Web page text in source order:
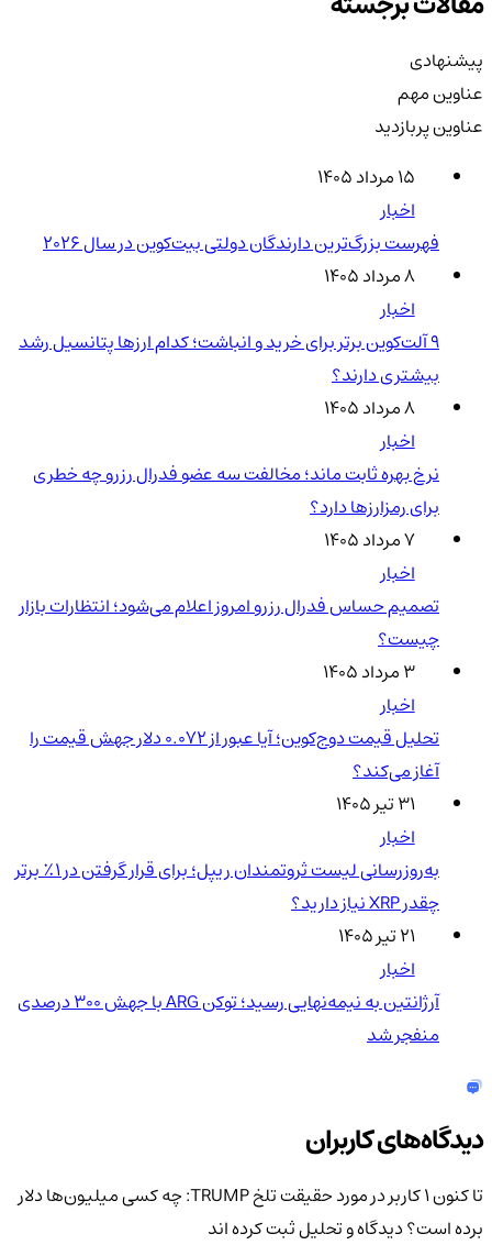
پیشنهادی
عناوین مهم
عناوین پربازدید
۱۵ مرداد ۱۴۰۵
اخبار
فهرست بزرگ‌ترین دارندگان دولتی بیت‌کوین در سال 2026
۸ مرداد ۱۴۰۵
اخبار
۹ آلت‌کوین برتر برای خرید و انباشت؛ کدام ارزها پتانسیل رشد
بیشتری دارند؟
۸ مرداد ۱۴۰۵
اخبار
نرخ بهره ثابت ماند؛ مخالفت سه عضو فدرال رزرو چه خطری
برای رمزارزها دارد؟
۷ مرداد ۱۴۰۵
اخبار
تصمیم حساس فدرال رزرو امروز اعلام می‌شود؛ انتظارات بازار
چیست؟
۳ مرداد ۱۴۰۵
اخبار
تحلیل قیمت دوج‌کوین؛ آیا عبور از ۰.۰۷۲ دلار جهش قیمت را
آغاز می‌کند؟
۳۱ تیر ۱۴۰۵
اخبار
به‌روزرسانی لیست ثروتمندان ریپل؛ برای قرار گرفتن در ۱٪ برتر
چقدر XRP نیاز دارید؟
۲۱ تیر ۱۴۰۵
اخبار
آرژانتین به نیمه‌نهایی رسید؛ توکن ARG با جهش ۳۰۰ درصدی
منفجر شد
دیدگاه‌های کاربران
تا کنون 1 کاربر در مورد
حقیقت تلخ TRUMP: چه کسی میلیون‌ها دلار
برده است؟دیدگاه و تحلیل ثبت کرده اند